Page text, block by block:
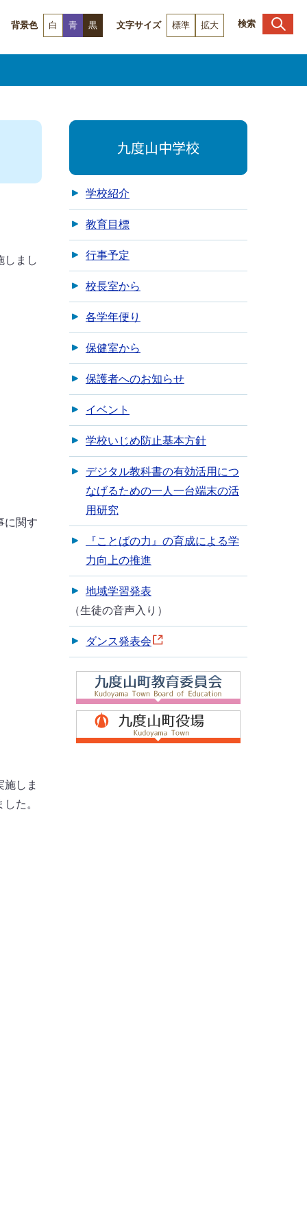
背景色 白 青 黒 文字サイズ 標準 拡大 検索
しまし
に関す
しま
た。
九度山中学校
学校紹介
教育目標
行事予定
校長室から
各学年便り
保健室から
保護者へのお知らせ
イベント
学校いじめ防止基本方針
デジタル教科書の有効活用につ
なげるための一人一台端末の活
用研究
『ことばの力』の育成による学
力向上の推進
地域学習発表
（生徒の音声入り）
ダンス発表会